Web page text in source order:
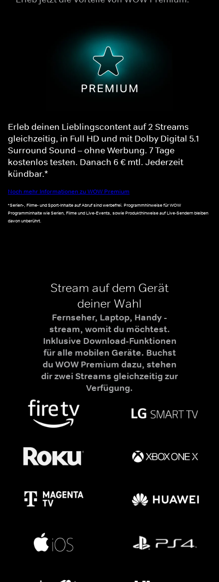
Erleb deinen Lieblingscontent auf 2 Streams
gleichzeitig, in Full HD und mit Dolby Digital 5.1
Surround Sound – ohne Werbung. 7 Tage
kostenlos testen. Danach 6 € mtl. Jederzeit
kündbar.*
Noch mehr Informationen zu WOW Premium
*Serien-, Filme- und Sport-Inhalte auf Abruf sind werbefrei. Programmhinweise für WOW
Programminhalte wie Serien, Filme und Live-Events, sowie Produkthinweise auf Live-Sendern bleiben
davon unberührt.
Stream auf dem Gerät
deiner Wahl
Fernseher, Laptop, Handy -
stream, womit du möchtest.
Inklusive Download-Funktionen
für alle mobilen Geräte. Buchst
du WOW Premium dazu, stehen
dir zwei Streams gleichzeitig zur
Verfügung.